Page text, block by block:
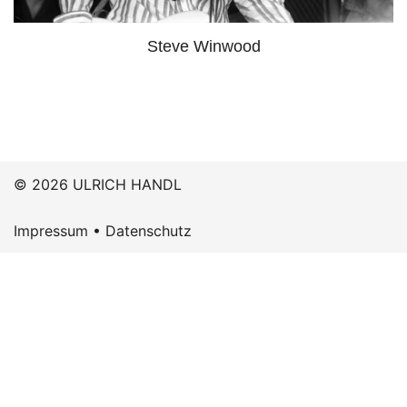
Steve Winwood
© 2026 ULRICH HANDL
Impressum • Datenschutz